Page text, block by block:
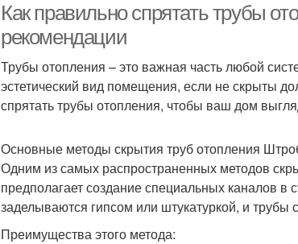
Как правильно спрятать трубы
рекомендации
Трубы отопления – это важная часть любой
эстетический вид помещения, если не скрыты
спрятать трубы отопления, чтобы ваш дом
Основные методы скрытия труб отопления
Одним из самых распространенных методов
предполагает создание специальных каналов в
заделываются гипсом или штукатуркой, и
Преимущества этого метода: